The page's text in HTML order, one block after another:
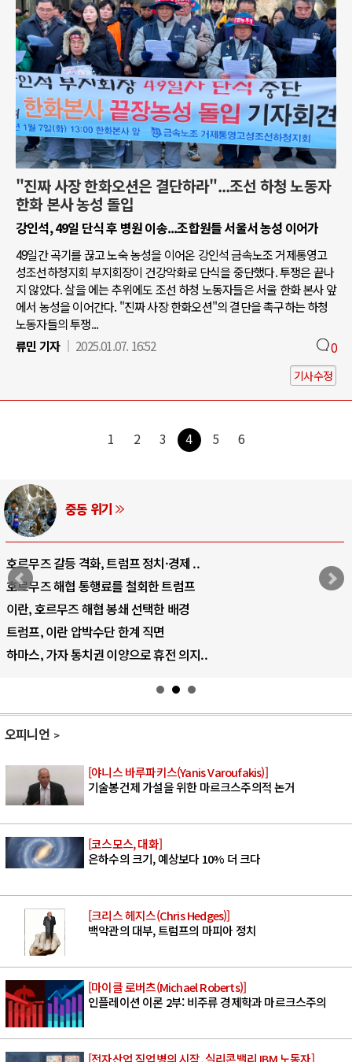
"진짜 사장 한화오션은 결단하라"...조선 하청 노동자
한화 본사 농성 돌입
강인석, 49일 단식 후 병원 이송...조합원들 서울서 농성 이어가
49일간 곡기를 끊고 노숙 농성을 이어온 강인석 금속노조 거제통영고
성조선하청지회 부지회장이 건강악화로 단식을 중단했다. 투쟁은 끝나
지 않았다. 살을 에는 추위에도 조선 하청 노동자들은 서울 한화 본사 앞
에서 농성을 이어간다. "진짜 사장 한화오션"의 결단을 촉구하는 하청
노동자들의 투쟁...
류민 기자
2025.01.07. 16:52 0
기사수정
1 2 3 4 5 6
AI와 인간
중국 AI, 저가 공세로 글로벌 토큰 시..
AI 국부펀드 구상 놓고 미국 진보진영 ..
AI 데이터센터 반대 투쟁은 새로운 글로..
AI의 숨은 환경 비용: 데이터센터 확산..
AI는 어떻게 미국 민주주의를 잠식하고 ..
오피니언
[야니스 바루파키스(Yanis Varoufakis)]
기술봉건제 가설을 위한 마르크스주의적 논거
[코스모스, 대화]
은하수의 크기, 예상보다 10% 더 크다
[크리스 헤지스(Chris Hedges)]
백악관의 대부, 트럼프의 마피아 정치
[마이클 로버츠(Michael Roberts)]
인플레이션 이론 2부: 비주류 경제학과 마르크스주의
[전자산업 직업병의 시작, 실리콘밸리 IBM 노동자]